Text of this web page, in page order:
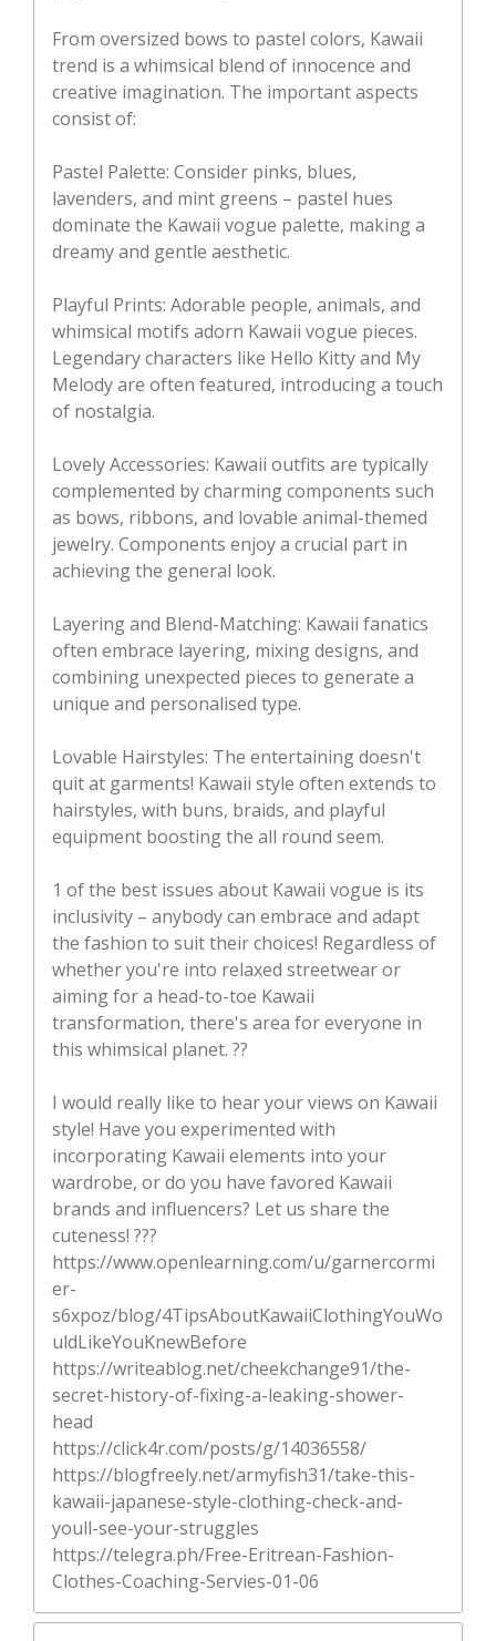
From oversized bows to pastel colors, Kawaii
trend is a whimsical blend of innocence and
creative imagination. The important aspects
consist of:
Pastel Palette: Consider pinks, blues,
lavenders, and mint greens – pastel hues
dominate the Kawaii vogue palette, making a
dreamy and gentle aesthetic.
Playful Prints: Adorable people, animals, and
whimsical motifs adorn Kawaii vogue pieces.
Legendary characters like Hello Kitty and My
Melody are often featured, introducing a touch
of nostalgia.
Lovely Accessories: Kawaii outfits are typically
complemented by charming components such
as bows, ribbons, and lovable animal-themed
jewelry. Components enjoy a crucial part in
achieving the general look.
Layering and Blend-Matching: Kawaii fanatics
often embrace layering, mixing designs, and
combining unexpected pieces to generate a
unique and personalised type.
Lovable Hairstyles: The entertaining doesn't
quit at garments! Kawaii style often extends to
hairstyles, with buns, braids, and playful
equipment boosting the all round seem.
1 of the best issues about Kawaii vogue is its
inclusivity – anybody can embrace and adapt
the fashion to suit their choices! Regardless of
whether you're into relaxed streetwear or
aiming for a head-to-toe Kawaii
transformation, there's area for everyone in
this whimsical planet. ??
I would really like to hear your views on Kawaii
style! Have you experimented with
incorporating Kawaii elements into your
wardrobe, or do you have favored Kawaii
brands and influencers? Let us share the
cuteness! ???
https://www.openlearning.com/u/garnercormi
er-
s6xpoz/blog/4TipsAboutKawaiiClothingYouWo
uldLikeYouKnewBefore
https://writeablog.net/cheekchange91/the-
secret-history-of-fixing-a-leaking-shower-
head
https://click4r.com/posts/g/14036558/
https://blogfreely.net/armyfish31/take-this-
kawaii-japanese-style-clothing-check-and-
youll-see-your-struggles
https://telegra.ph/Free-Eritrean-Fashion-
Clothes-Coaching-Servies-01-06